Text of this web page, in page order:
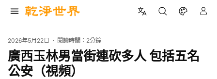
2026年5月22日 閱讀時間： 2分鐘
廣西玉林男當街連砍多人 包括五名
公安（視頻）